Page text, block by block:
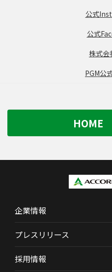
公式
公式
株式会
PGM公
HOME
企業情報
プレスリリース
採用情報